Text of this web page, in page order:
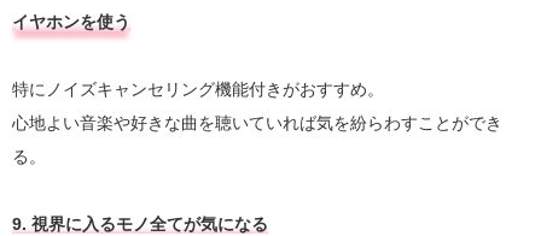
イヤホンを使う
特にノイズキャンセリング機能付きがおすすめ。
心地よい音楽や好きな曲を聴いていれば気を紛らわすことができ
る。
9. 視界に入るモノ全てが気になる